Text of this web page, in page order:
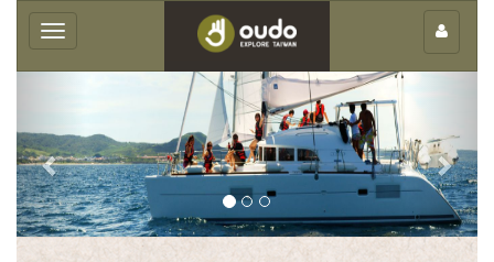
×
Toggle
navigation